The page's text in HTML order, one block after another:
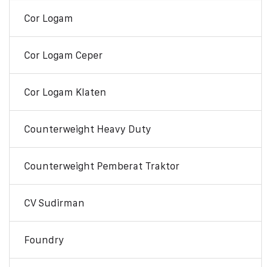
Cor Logam
Cor Logam Ceper
Cor Logam Klaten
Counterweight Heavy Duty
Counterweight Pemberat Traktor
CV Sudirman
Foundry